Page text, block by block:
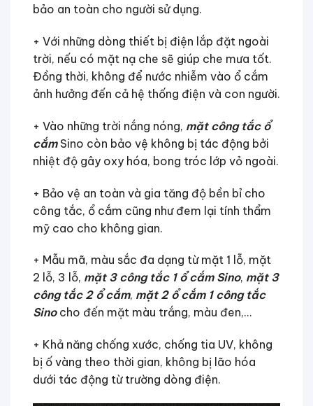
bảo an toàn cho người sử dụng.
+ Với những dòng thiết bị điện lắp đặt ngoài
trời, nếu có mặt nạ che sẽ giúp che mưa tốt.
Đồng thời, không để nước nhiễm vào ổ cắm
ảnh hưởng đến cả hệ thống điện và con người.
+ Vào những trời nắng nóng, mặt công tắc ổ
cắmSino còn bảo vệ không bị tác động bởi
nhiệt độ gây oxy hóa, bong tróc lớp vỏ ngoài.
+ Bảo vệ an toàn và gia tăng độ bền bỉ cho
công tắc, ổ cắm cũng như đem lại tính thẩm
mỹ cao cho không gian.
+ Mẫu mã, màu sắc đa dạng từ mặt 1 lỗ, mặt
2 lỗ, 3 lỗ, mặt 3 công tắc 1 ổ cắm Sino, mặt 3
công tắc 2 ổ cắm, mặt 2 ổ cắm 1 công tắc
Sinocho đến mặt màu trắng, màu đen,…
+ Khả năng chống xước, chống tia UV, không
bị ố vàng theo thời gian, không bị lão hóa
dưới tác động từ trường dòng điện.